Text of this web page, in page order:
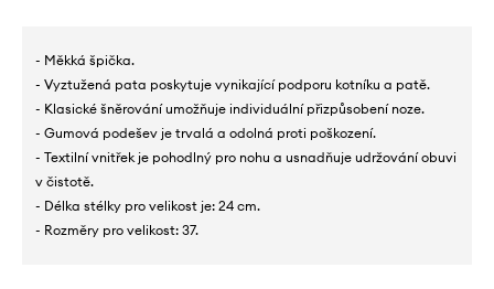
- Měkká špička.
- Vyztužená pata poskytuje vynikající podporu kotníku a patě.
- Klasické šněrování umožňuje individuální přizpůsobení noze.
- Gumová podešev je trvalá a odolná proti poškození.
- Textilní vnitřek je pohodlný pro nohu a usnadňuje udržování obuvi
v čistotě.
- Délka stélky pro velikost je: 24 cm.
- Rozměry pro velikost: 37.